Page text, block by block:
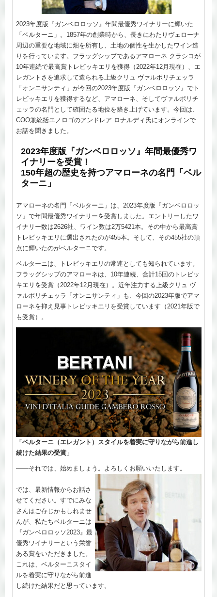
2023年度版『ガンベロロッソ』年間最優秀ワイナリーに輝いた
「ベルターニ」。1857年の創業時から、長きにわたりヴェローナ
周辺の重要な地域に畑を所有し、土地の個性を生かしたワイン造
りを行っています。フラッグシップであるアマローネ クラシコが
10年連続で最高賞トレビッキエリを獲得（2022年12月現在）、エ
レガントさを追求して造られる上級クリュ ヴァルポリチェッラ
「オンニサンティ」が今回の2023年度版『ガンベロロッソ』でト
レビッキエリを獲得するなど、アマローネ、そしてヴァルポリチ
ェッラの名門として確固たる地位を築き上げています。今回は、
COO兼統括エノロゴのアンドレア ロナルディ氏にオンラインで
お話を聞きました。
2023年度版『ガンベロロッソ』年間最優秀ワ
イナリーを受賞！
150年超の歴史を持つアマローネの名門「ベル
ターニ」
アマローネの名門「ベルターニ」は、2023年度版『ガンベロロッ
ソ』で年間最優秀ワイナリーを受賞しました。エントリーしたワ
イナリー数は2626社、ワイン数は2万5421本。その中から最高賞
トレビッキエリに選出されたのが455本。そして、その455社の頂
点に輝いたのがベルターニです。
ベルターニは、トレビッキエリの常連としても知られています。
フラッグシップのアマローネは、10年連続、合計15回のトレビッ
キエリを受賞（2022年12月現在）。近年注力する上級クリュ ヴ
ァルポリチェッラ「オンニサンティ」も、今回の2023年版でアマ
ローネを抑え見事トレビッキエリを受賞しています（2021年版で
も受賞）。
「ベルターニ（エレガント）スタイルを着実に守りながら前進し
続けた結果の受賞」
――それでは、始めましょう。よろしくお願いいたします。
では、最新情報からお話さ
せてください。すでにみな
さんはご存じかもしれませ
んが、私たちベルターニは
『ガンベロロッソ2023』最
優秀ワイナリーという栄誉
ある賞をいただきました。
これは、ベルターニスタイ
ルを着実に守りながら前進
し続けた結果だと思っています。